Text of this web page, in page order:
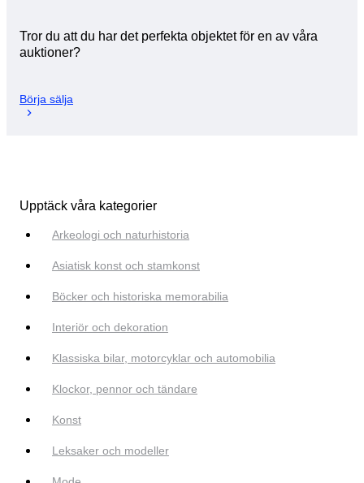
Tror du att du har det perfekta objektet för en av våra
auktioner?
Börja sälja
Upptäck våra kategorier
Arkeologi och naturhistoria
Asiatisk konst och stamkonst
Böcker och historiska memorabilia
Interiör och dekoration
Klassiska bilar, motorcyklar och automobilia
Klockor, pennor och tändare
Konst
Leksaker och modeller